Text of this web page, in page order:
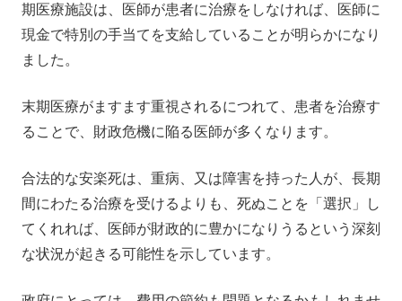
期医療施設は、医師が患者に治療をしなければ、医師に
現金で特別の手当てを支給していることが明らかになり
ました。
末期医療がますます重視されるにつれて、患者を治療す
ることで、財政危機に陥る医師が多くなります。
合法的な安楽死は、重病、又は障害を持った人が、長期
間にわたる治療を受けるよりも、死ぬことを「選択」し
てくれれば、医師が財政的に豊かになりうるという深刻
な状況が起きる可能性を示しています。